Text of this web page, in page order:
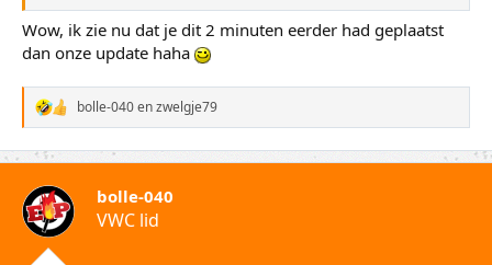
Wow, ik zie nu dat je dit 2 minuten eerder had geplaatst
dan onze update haha
W
a
a
r
d
e
r
i
n
bolle-040enzwelgje79
bolle-040
VWC lid